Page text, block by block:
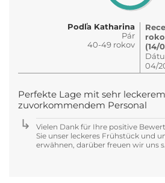
Podľa Katharina
Pár
40-49 rokov
(14/
04/
Perfekte Lage mit sehr
zuvorkommendem Personal
Vielen Dank für Ihre positive
Sie unser leckeres Frühstück und
erwähnen, darüber freuen wir uns